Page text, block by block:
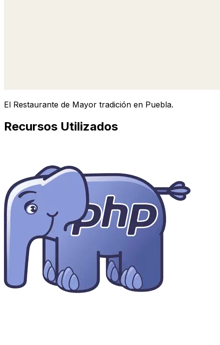
El Restaurante de Mayor tradición en Puebla.
Recursos Utilizados